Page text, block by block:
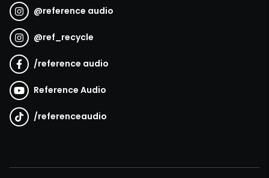
@reference audio
@ref_recycle
/reference audio
Reference Audio
/referenceaudio